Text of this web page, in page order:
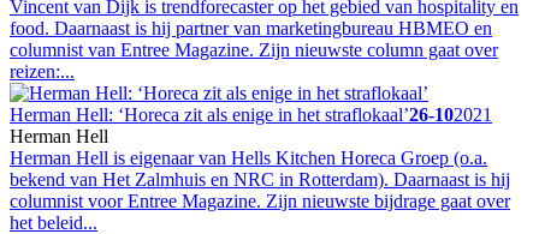
Vincent van Dijk is trendforecaster op het gebied van hospitality en
food. Daarnaast is hij partner van marketingbureau HBMEO en
columnist van Entree Magazine. Zijn nieuwste column gaat over
reizen:...
Herman Hell: ‘Horeca zit als enige in het straflokaal’26-102021
Herman Hell
Herman Hell is eigenaar van Hells Kitchen Horeca Groep (o.a.
bekend van Het Zalmhuis en NRC in Rotterdam). Daarnaast is hij
columnist voor Entree Magazine. Zijn nieuwste bijdrage gaat over
het beleid...